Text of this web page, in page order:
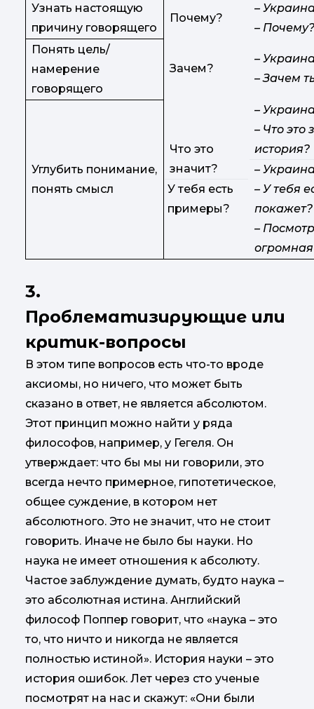
Узнать настоящую
причину говорящего
Почему?
–
–
Понять цель/
намерение
говорящего
Зачем?
–
– Зачем
Углубить понимание,
понять смысл
Что это
значит?
У тебя есть
примеры?
–
– Что
история?
–
– У тебя
покажет?
–
3.
Проблематизирующие или
критик-вопросы
В этом типе вопросов есть что-то вроде
аксиомы, но ничего, что может быть
сказано в ответ, не является абсолютом.
Этот принцип можно найти у ряда
философов, например, у Гегеля. Он
утверждает: что бы мы ни говорили, это
всегда нечто примерное, гипотетическое,
общее суждение, в котором нет
абсолютного. Это не значит, что не стоит
говорить. Иначе не было бы науки. Но
наука не имеет отношения к абсолюту.
Частое заблуждение думать, будто наука –
это абсолютная истина. Английский
философ Поппер говорит, что «наука – это
то, что ничто и никогда не является
полностью истиной». История науки – это
история ошибок. Лет через сто ученые
посмотрят на нас и скажут: «Они были